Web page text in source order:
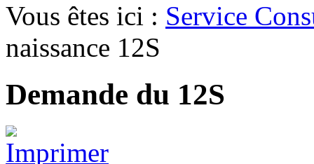
Vous êtes ici : Service
naissance 12S
Demande du 12S